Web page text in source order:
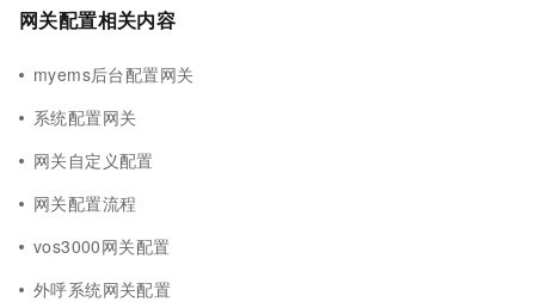
网关配置相关内容
myems后台配置网关
系统配置网关
网关自定义配置
网关配置流程
vos3000网关配置
外呼系统网关配置